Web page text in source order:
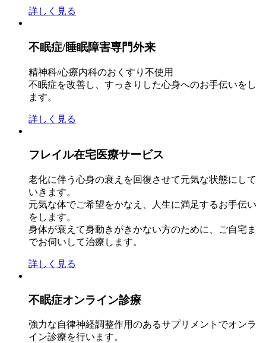
詳しく見る
不眠症/睡眠障害専門外来
精神科/心療内科のおくすり不使用
不眠症を改善し、すっきりした心身へのお手伝いをし
ます。
詳しく見る
フレイル在宅医療サービス
老化に伴う心身の衰えを回復させて元気な状態にして
いきます。
元気な体でご希望をかなえ、人生に満足するお手伝い
をします。
身体が衰えて身動きがきかない方のために、ご自宅ま
でお伺いして治療します。
詳しく見る
不眠症オンライン診療
強力な自律神経調整作用のあるサプリメントでオンラ
イン診療を行います。